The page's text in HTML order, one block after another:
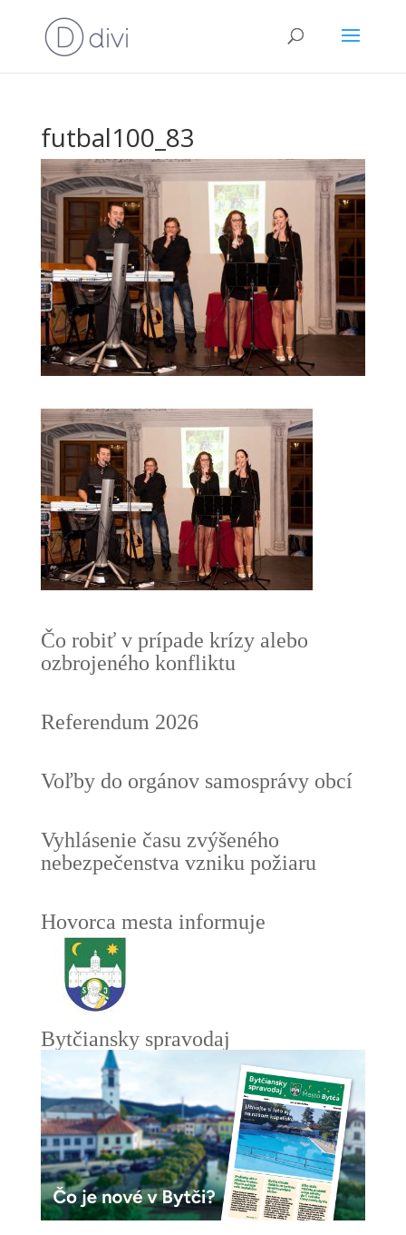
futbal100_83
Čo robiť v prípade krízy alebo
ozbrojeného konfliktu
Referendum 2026
Voľby do orgánov samosprávy obcí
Vyhlásenie času zvýšeného
nebezpečenstva vzniku požiaru
Hovorca mesta informuje
Bytčiansky spravodaj